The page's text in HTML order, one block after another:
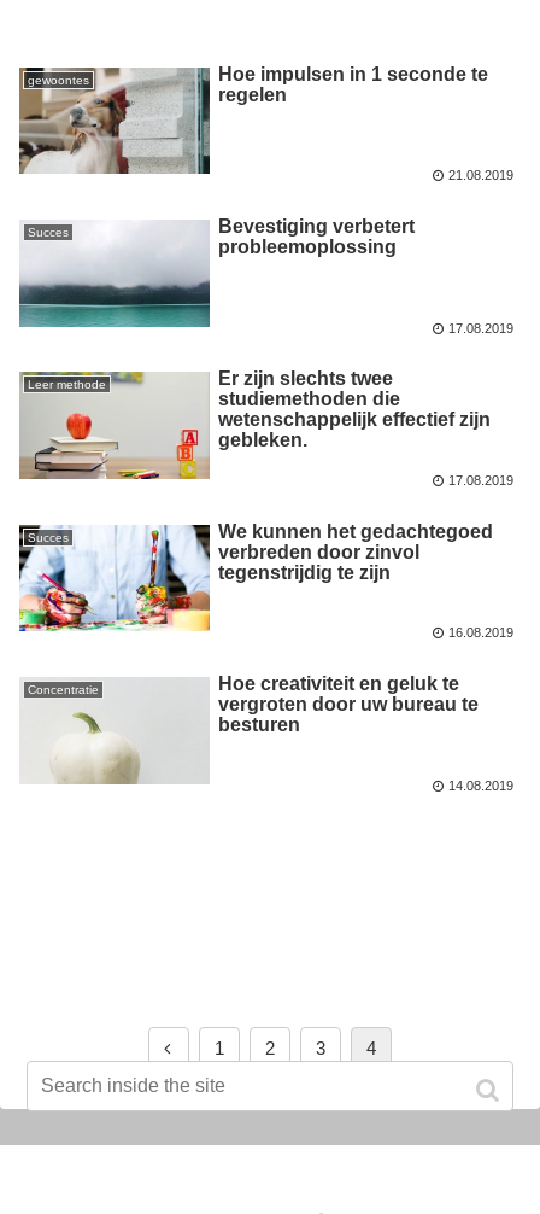
gewoontes
Hoe impulsen in 1 seconde te
regelen
21.08.2019
Succes
Bevestiging verbetert
probleemoplossing
17.08.2019
Leer methode
Er zijn slechts twee
studiemethoden die
wetenschappelijk effectief zijn
gebleken.
17.08.2019
Succes
We kunnen het gedachtegoed
verbreden door zinvol
tegenstrijdig te zijn
16.08.2019
Concentratie
Hoe creativiteit en geluk te
vergroten door uw bureau te
besturen
14.08.2019
1 2 3 4